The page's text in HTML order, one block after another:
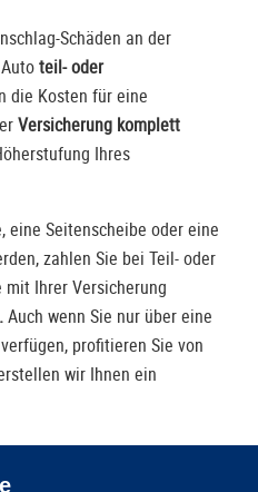
Schäden an der
teil- oder
die Kosten für eine
Versicherung komplett
Ihres
eine Seitenscheibe oder eine
zahlen Sie bei Teil- oder
Ihrer Versicherung
Auch wenn Sie nur über eine
profitieren Sie von
wir Ihnen ein